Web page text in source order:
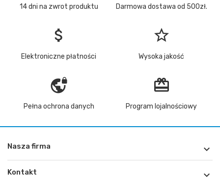
14 dni na zwrot produktu Darmowa dostawa od 500zł.
attach_money
Elektroniczne płatności
star_border
Wysoka jakość
vpn_lock
Pełna ochrona danych
redeem
Program lojalnościowy
Nasza firma 
Kontakt 